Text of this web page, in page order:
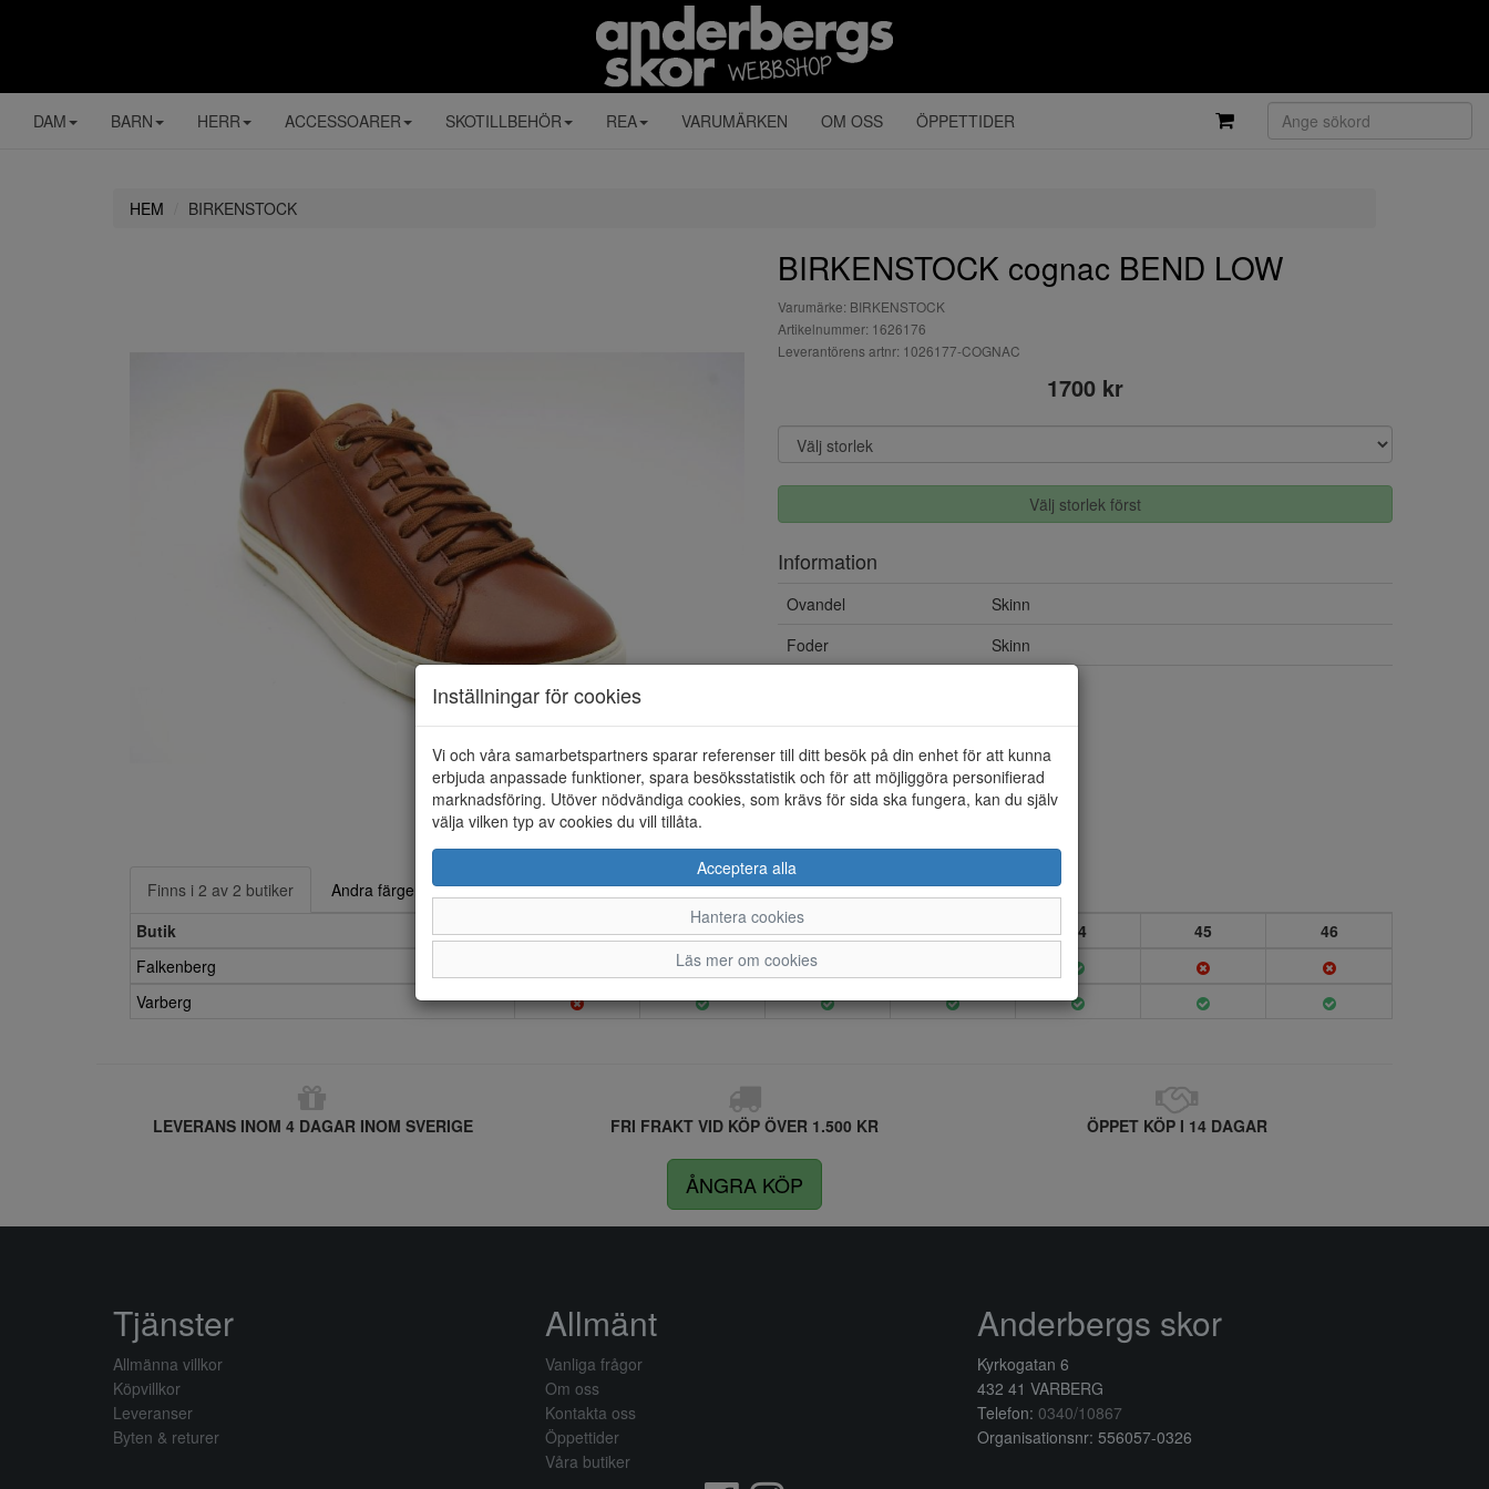
DAM BARN HERR ACCESSOARER SKOTILLBEHÖR REA VARUMÄRKEN OM OSS ÖPPETTIDER
HEM BIRKENSTOCK
BIRKENSTOCK cognac BEND LOW
Varumärke: BIRKENSTOCK
Artikelnummer: 1626176
Leverantörens artnr: 1026177-COGNAC
1700 kr
Välj storlek först
Information
Ovandel
Skinn
Foder
Skinn
Finns i 2 av 2 butiker
Andra färger
Butik
40 41 42 43 44 45
46
Falkenberg
Varberg
LEVERANS INOM 4 DAGAR INOM SVERIGE FRI FRAKT VID KÖP ÖVER 1.500 KR ÖPPET KÖP I 14 DAGAR
ÅNGRA KÖP
Inställningar för cookies
Vi och våra samarbetspartners sparar referenser till ditt besök på din enhet för att kunna
erbjuda anpassade funktioner, spara besöksstatistik och för att möjliggöra personifierad
marknadsföring. Utöver nödvändiga cookies, som krävs för sida ska fungera, kan du själv
välja vilken typ av cookies du vill tillåta.
Acceptera alla
Hantera cookies
Läs mer om cookies
Tjänster
Allmänna villkor
Köpvillkor
Leveranser
Byten & returer
Allmänt
Vanliga frågor
Om oss
Kontakta oss
Öppettider
Våra butiker
Anderbergs skor
Kyrkogatan 6
432 41 VARBERG
Telefon: 0340/10867
Organisationsnr: 556057-0326